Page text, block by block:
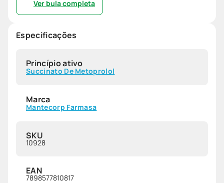
Ver bula completa
Especificações
Princípio ativo
Succinato De Metoprolol
Marca
Mantecorp Farmasa
SKU
10928
EAN
7898577810817